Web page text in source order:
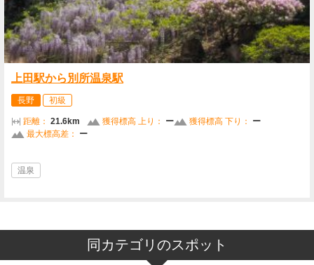
上田駅から別所温泉駅
長野 初級
距離： 21.6km 獲得標高 上り： ー 獲得標高 下り：
ー
最大標高差：
ー
温泉
同カテゴリのスポット